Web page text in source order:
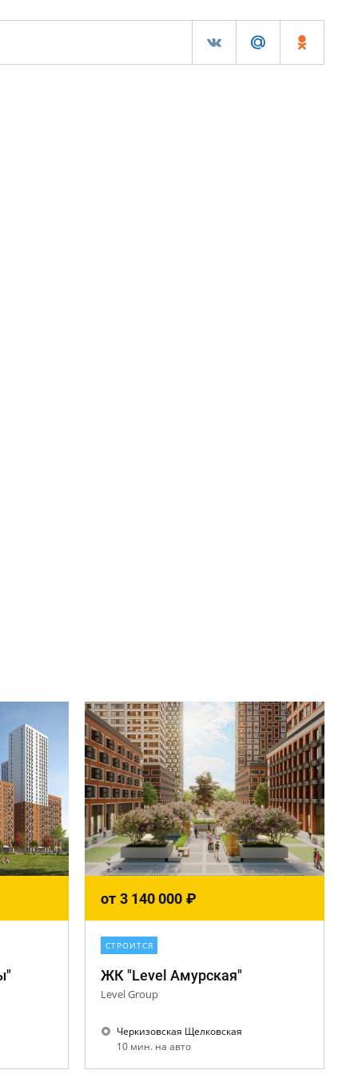
от 3 140 000 ₽
СТРОИТСЯ
ЖК "Level Амурская"
Level Group
Черкизовская Щелковская
10 мин. на авто